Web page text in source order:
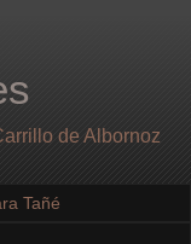
de Albornoz
Tañé